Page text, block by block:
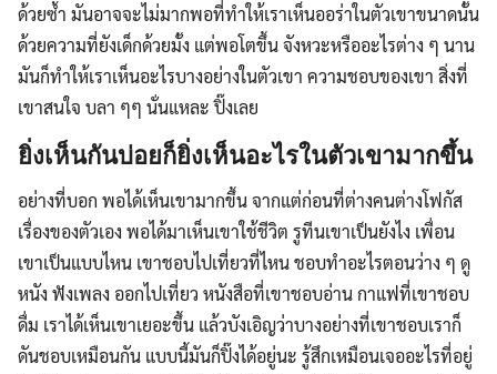
ด้วยซ้ำ มันอาจจะไม่มากพอที่ทำให้เราเห็นออร่าในตัวเขาขนาดนั้น
ด้วยความที่ยังเด็กด้วยมั้ง แต่พอโตขึ้น จังหวะหรืออะไรต่าง ๆ นาน
มันก็ทำให้เราเห็นอะไรบางอย่างในตัวเขา ความชอบของเขา สิ่งที่
เขาสนใจ บลา ๆๆ นั่นแหละ ปิ๊งเลย
ยิ่งเห็นกันบ่อยก็ยิ่งเห็นอะไรในตัวเขามากขึ้น
อย่างที่บอก พอได้เห็นเขามากขึ้น จากแต่ก่อนที่ต่างคนต่างโฟกัส
เรื่องของตัวเอง พอได้มาเห็นเขาใช้ชีวิต รูทีนเขาเป็นยังไง เพื่อน
เขาเป็นแบบไหน เขาชอบไปเที่ยวที่ไหน ชอบทำอะไรตอนว่าง ๆ ดู
หนัง ฟังเพลง ออกไปเที่ยว หนังสือที่เขาชอบอ่าน กาแฟที่เขาชอบ
ดื่ม เราได้เห็นเขาเยอะขึ้น แล้วบังเอิญว่าบางอย่างที่เขาชอบเราก็
ดันชอบเหมือนกัน แบบนี้มันก็ปิ๊งได้อยู่นะ รู้สึกเหมือนเจออะไรที่อยู่